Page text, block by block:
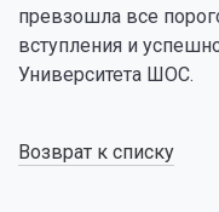
превзошла все
вступления и
Университета ШОС.
Возврат к списку